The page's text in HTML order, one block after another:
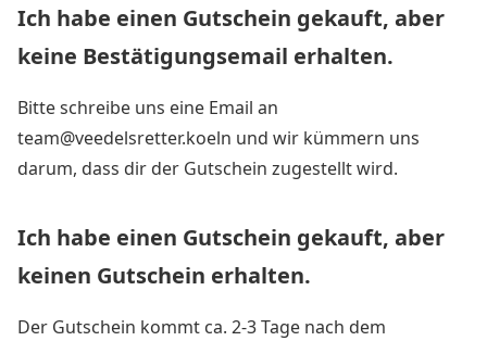
Ich habe einen Gutschein gekauft, aber
keine Bestätigungsemail erhalten.
Bitte schreibe uns eine Email an
team@veedelsretter.koeln und wir kümmern uns
darum, dass dir der Gutschein zugestellt wird.
Ich habe einen Gutschein gekauft, aber
keinen Gutschein erhalten.
Der Gutschein kommt ca. 2-3 Tage nach dem